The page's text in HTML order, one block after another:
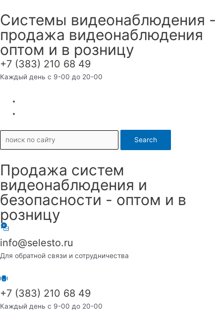
к
содержимому
Системы видеонаблюдения -
продажа видеонаблюдения
оптом и в розницу
+7 (383) 210 68 49
Каждый день с 9-00 до 20-00
Search
Продажа систем
видеонаблюдения и
безопасности - оптом и в
розницу
info@selesto.ru
Для обратной связи и сотрудничества
+7 (383) 210 68 49
Каждый день с 9-00 до 20-00